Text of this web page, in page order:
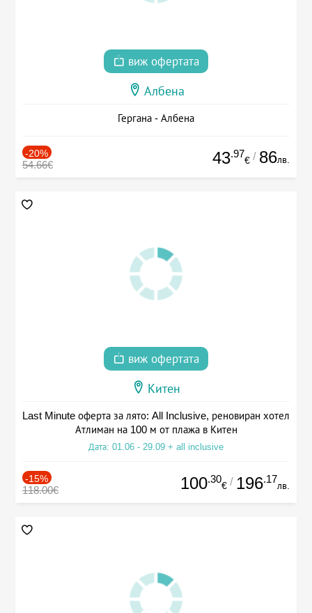
виж офертата
Албена
Гергана - Албена
-20%
54.66€ 43.97
€ / 86лв.
виж офертата
Китен
Last Minute оферта за лято: All Inclusive, реновиран хотел
Атлиман на 100 м от плажа в Китен
Дата: 01.06 - 29.09 + all inclusive
-15%
118.00€ 100.30
€ / 196.17
лв.